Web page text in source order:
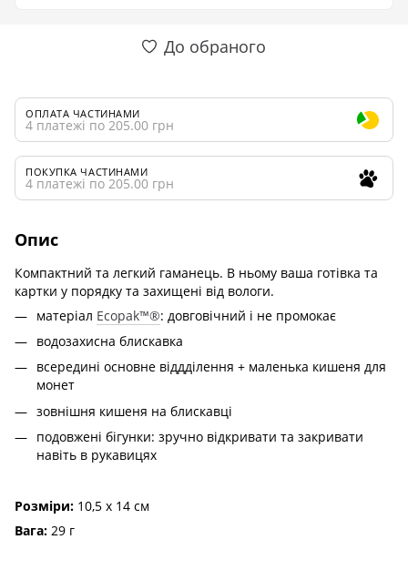
До обраного
ОПЛАТА ЧАСТИНАМИ
4 платежі по 205.00 грн
ПОКУПКА ЧАСТИНАМИ
4 платежі по 205.00 грн
Опис
Компактний та легкий гаманець. В ньому ваша готівка та
картки у порядку та захищені від вологи.
матеріал Ecopak™®: довговічний і не промокає
водозахисна блискавка
всередині основне віддділення + маленька кишеня для
монет
зовнішня кишеня на блискавці
подовжені бігунки: зручно відкривати та закривати
навіть в рукавицях
Розміри: 10,5 х 14 см
Вага: 29 г